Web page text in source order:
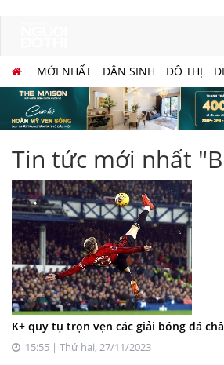
MỚI NHẤT DÂN SINH ĐÔ THỊ
Tin tức mới nhất
K+ quy tụ trọn vẹn các giải bóng đá
15:55 | Thứ hai, 27/11/2023